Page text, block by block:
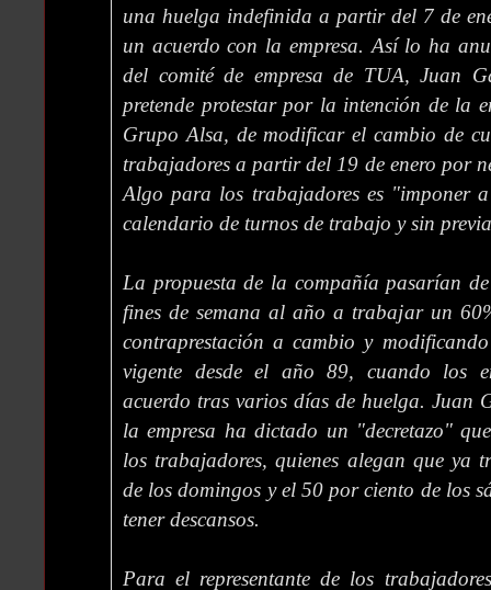
una huelga indefinida a partir del 7 de
un acuerdo con la empresa. Así lo ha
del comité de empresa de TUA, Juan
pretende protestar por la intención de la
Grupo Alsa, de modificar el cambio de
trabajadores a partir del 19 de enero por
Algo para los trabajadores es "imponer
calendario de turnos de trabajo y sin
La propuesta de la compañía pasarían
fines de semana al año a trabajar un
contraprestación a cambio y
vigente desde el año 89, cuando los
acuerdo tras varios días de huelga. Juan
la empresa ha dictado un "decretazo"
los trabajadores, quienes alegan que ya
de los domingos y el 50 por ciento de los
tener descansos.
Para el representante de los